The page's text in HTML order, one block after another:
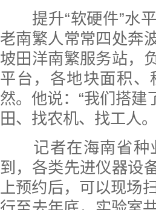
提升“软硬件”水
老南繁人常常四处奔
坡田洋南繁服务站，
平台，各地块面积
然。他说：“我们搭
田、找农机、找工人
记者在海南省种
到，各类先进仪器设
上预约后，可以现场